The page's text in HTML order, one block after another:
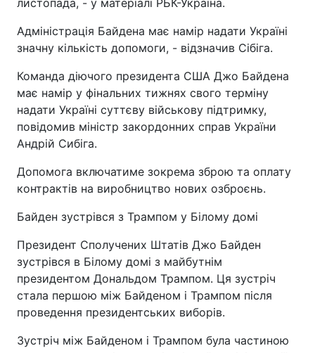
Адміністрація Байдена має намір надати Україні
значну кількість допомоги, - відзначив Сібіга.
Команда діючого президента США Джо Байдена
має намір у фінальних тижнях свого терміну
надати Україні суттєву військову підтримку,
повідомив міністр закордонних справ України
Андрій Сибіга.
Допомога включатиме зокрема зброю та оплату
контрактів на виробництво нових озброєнь.
Байден зустрівся з Трампом у Білому домі
Президент Сполучених Штатів Джо Байден
зустрівся в Білому домі з майбутнім
президентом Дональдом Трампом. Ця зустріч
стала першою між Байденом і Трампом після
проведення президентських виборів.
Зустріч між Байденом і Трампом була частиною